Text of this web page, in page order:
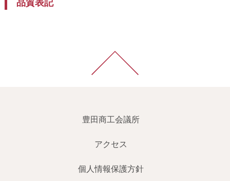
品質表記
豊田商工会議所
アクセス
個人情報保護方針